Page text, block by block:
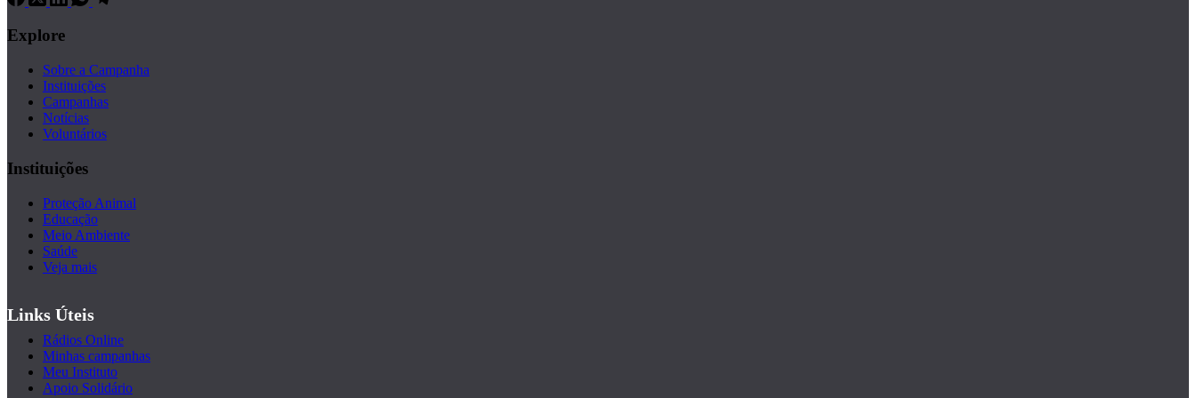
Explore
Sobre a Campanha
Instituições
Campanhas
Notícias
Voluntários
Instituições
Proteção Animal
Educação
Meio Ambiente
Saúde
Veja mais
Links Úteis
Rádios Online
Minhas campanhas
Meu Instituto
Apoio Solidário